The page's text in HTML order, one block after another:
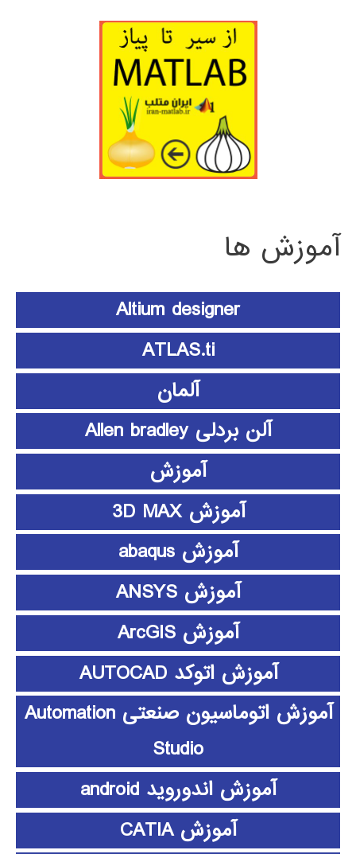
آموزش ها
Altium designer
ATLAS.ti
آلمان
آلن بردلی Allen bradley
آموزش
آموزش 3D MAX
آموزش abaqus
آموزش ANSYS
آموزش ArcGIS
آموزش اتوکد AUTOCAD
آموزش اتوماسیون صنعتی Automation
Studio
آموزش اندوروید android
آموزش CATIA